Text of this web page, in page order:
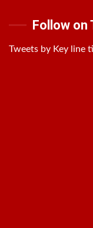
Follow on
Tweets by Key line